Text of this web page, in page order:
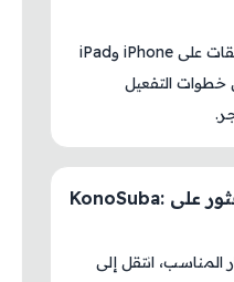
لا، المتجر موجه لتثبيت التطبيقات على iPhone وiPad
خطوات التفعيل
ما الخطوة التالية بعد العثور على KonoSuba:
المناسب، انتقل إلى